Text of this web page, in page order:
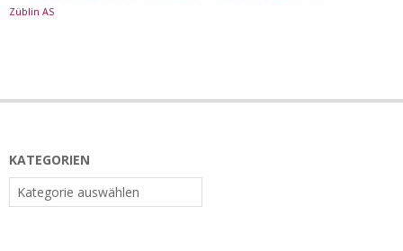
Züblin AS
KATEGORIEN
Kategorien